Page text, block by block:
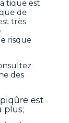
tique est
de
très
risque
des
est
plus;